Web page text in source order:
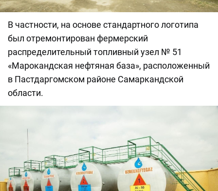
В частности, на основе стандартного логотипа
был отремонтирован фермерский
распределительный топливный узел № 51
«Марокандская нефтяная база», расположенный
в Пастдаргомском районе Самаркандской
области.